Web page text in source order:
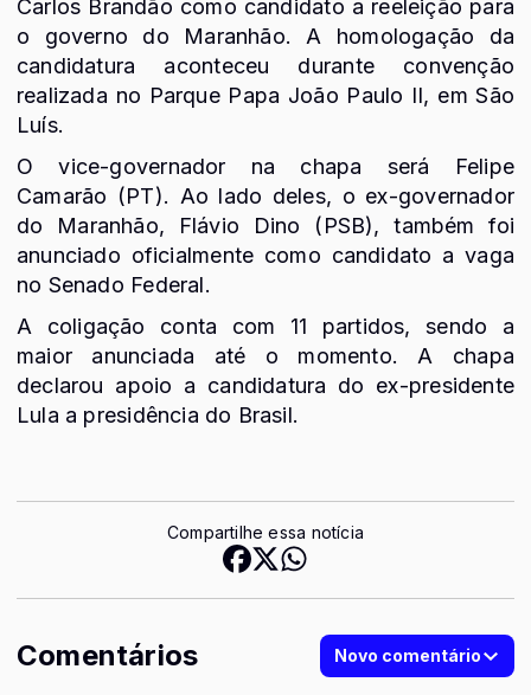
Carlos Brandão como candidato a reeleição para
o governo do Maranhão. A homologação da
candidatura aconteceu durante convenção
realizada no Parque Papa João Paulo II, em São
Luís.
O vice-governador na chapa será Felipe
Camarão (PT). Ao lado deles, o ex-governador
do Maranhão, Flávio Dino (PSB), também foi
anunciado oficialmente como candidato a vaga
no Senado Federal.
A coligação conta com 11 partidos, sendo a
maior anunciada até o momento. A chapa
declarou apoio a candidatura do ex-presidente
Lula a presidência do Brasil.
Compartilhe essa notícia
Comentários Novo comentário